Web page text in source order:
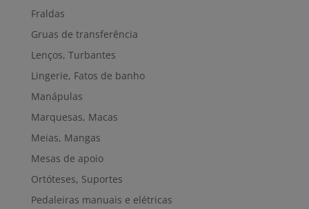
Fraldas
Gruas de transferência
Lenços, Turbantes
Lingerie, Fatos de banho
Manápulas
Marquesas, Macas
Meias, Mangas
Mesas de apoio
Ortóteses, Suportes
Pedaleiras manuais e elétricas